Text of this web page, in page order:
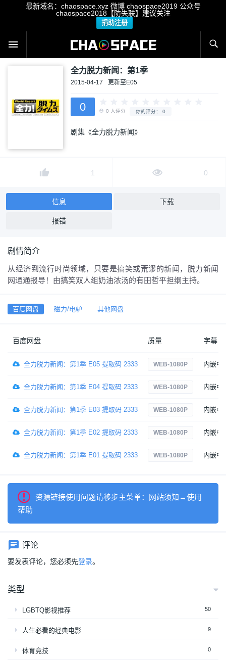
最新域名：chaospace.xyz 微博 chaospace2019 公众号
chaospace2018【防失联】建议关注
捐助注册
全力脱力新闻：第1季
2015-04-17 更新至E05
0
剧集《全力脱力新闻》
1 0
信息 下载
报错
剧情简介
从经济到流行时尚领域，只要是搞笑或荒谬的新闻，脱力新闻
网通通报导！由搞笑双人组奶油浓汤的有田哲平担纲主持。
百度网盘 磁力/电驴 其他网盘
百度网盘 质量 字幕
全力脱力新闻：第1季 E05 提取码 2333 WEB-1080P 内嵌中
全力脱力新闻：第1季 E04 提取码 2333 WEB-1080P 内嵌中
全力脱力新闻：第1季 E03 提取码 2333 WEB-1080P 内嵌中
全力脱力新闻：第1季 E02 提取码 2333 WEB-1080P 内嵌中
全力脱力新闻：第1季 E01 提取码 2333 WEB-1080P 内嵌中
资源链接使用问题请移步主菜单：网站须知→使用
帮助
评论
要发表评论，您必须先登录。
类型
LGBTQ影视推荐 50
人生必看的经典电影 9
体育竞技 0